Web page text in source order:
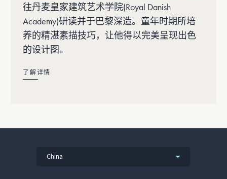
往丹麦皇家建筑艺术学院(Royal Danish
Academy)研读并于巴黎深造。童年时期所培
养的精湛素描技巧，让他得以完美呈现出色
的设计图。
了解详情
China